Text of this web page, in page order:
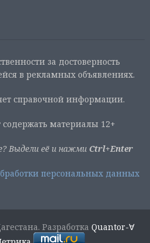
за достоверность
в рекламных объявлениях.
справочной информации.
материалы 12+
Выдели её и нажми Ctrl+Enter
персональных данных
РазработкаQuantor-∀